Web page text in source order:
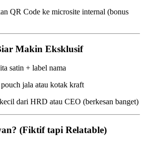
QR Code ke microsite internal (bonus
Makin Eksklusif
satin + label nama
jala atau kotak kraft
dari HRD atau CEO (berkesan banget)
(Fiktif tapi Relatable)